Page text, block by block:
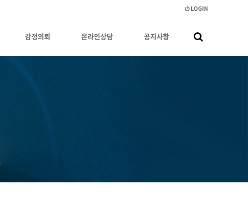
LOGIN
감정의뢰 온라인상담 공지사항